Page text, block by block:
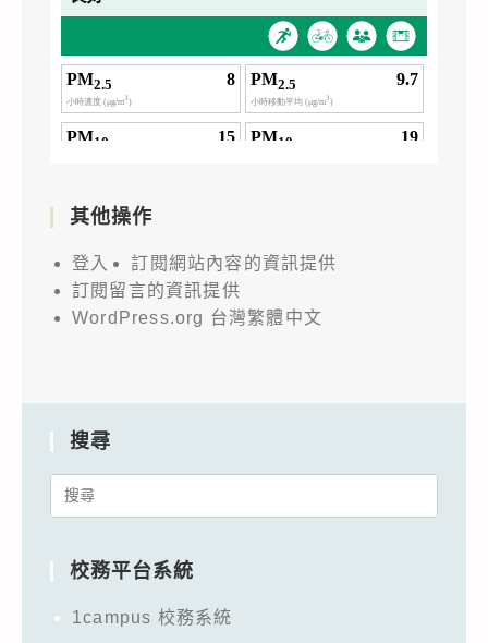
其他操作
登入
訂閱網站內容的資訊提供
訂閱留言的資訊提供
WordPress.org 台灣繁體中文
搜尋
Search
校務平台系統
1campus 校務系統